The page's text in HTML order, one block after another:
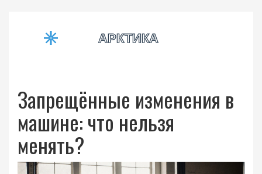
Запрещённые изменения в
машине: что нельзя
менять?